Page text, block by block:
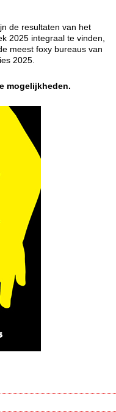
de resultaten van het
2025 integraal te vinden,
meest foxy bureaus van
2025.
mogelijkheden.